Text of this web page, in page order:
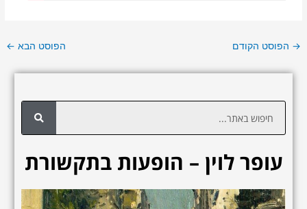
→ הפוסט הקודם הפוסט הבא ←
עופר לוין – הופעות בתקשורת